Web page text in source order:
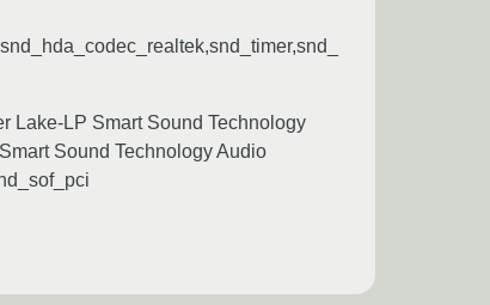
Lake-LP Smart Sound Technology
Sound Technology Audio